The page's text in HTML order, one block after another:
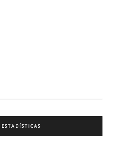
ESTADÍSTICAS